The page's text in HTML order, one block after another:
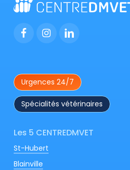
Urgences 24/7
Spécialités vétérinaires
Les 5 CENTREDMVET
St-Hubert
Blainville